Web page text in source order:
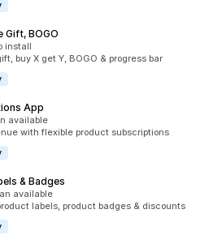
Gift, BOGO
件install
buy X get Y, BOGO & progress bar
App
available
with flexible product subscriptions
& Badges
available
labels, product badges & discounts